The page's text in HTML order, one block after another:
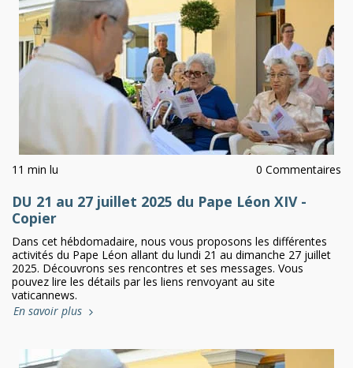
11 min lu 0 Commentaires
DU 21 au 27 juillet 2025 du Pape Léon XIV -
Copier
Dans cet hébdomadaire, nous vous proposons les différentes
activités du Pape Léon allant du lundi 21 au dimanche 27 juillet
2025. Découvrons ses rencontres et ses messages. Vous
pouvez lire les détails par les liens renvoyant au site
vaticannews.
En savoir plus